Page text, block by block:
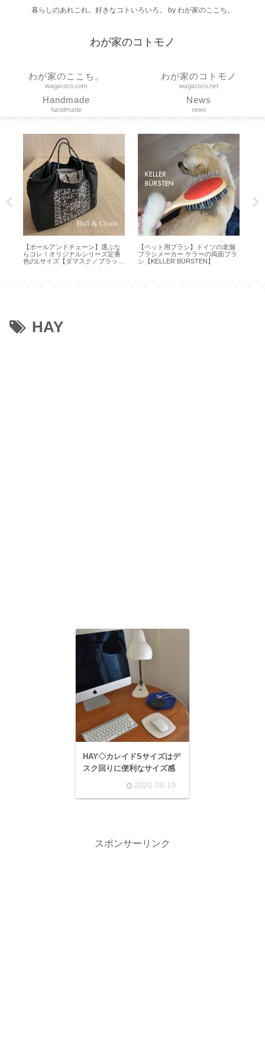
暮らしのあれこれ。好きなコトいろいろ。 by わが家のここち。
わが家のコトモノ
わが家のここち。
wagacoco.com
わが家のコトモノ
wagacoco.net
Handmade
handmade
News
news
ルアンドチェーン】選ぶな
！オリジナルシリーズ定番
サイズ【ダマスク／ブラッ
【ペット用ブラシ】ドイツの老舗
ブラシメーカー ケラーの両面ブラ
シ【KELLER BÜRSTEN】
【栃木レザー】
ンズ皮革ベル
HAY
HAY◇カレイドSサイズはデ
スク回りに便利なサイズ感
2020.08.19
スポンサーリンク